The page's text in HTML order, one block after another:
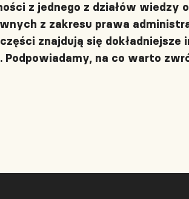
z jednego z działów wiedzy
z zakresu prawa
znajdują się
na co warto